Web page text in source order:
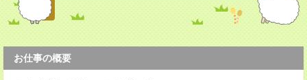
お仕事の概要